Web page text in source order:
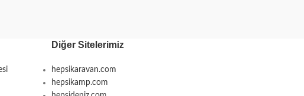
Diğer Sitelerimiz
hepsikaravan.com
hepsikamp.com